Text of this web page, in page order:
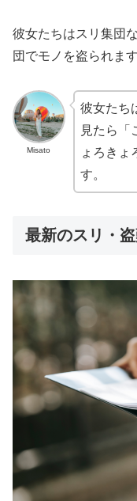
彼女たちはスリ集団
団でモノを盗られます
Misato
彼女たち
見たら「
ょろきょ
す。
最新のスリ・